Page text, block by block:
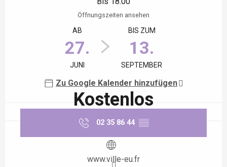
Öffnungszeiten ansehen
AB
27.
JUNI
BIS ZUM
13.
SEPTEMBER
Zu Google Kalender hinzufügen
Kostenlos
02 35 86 44 ▒▒
www.ville-eu.fr